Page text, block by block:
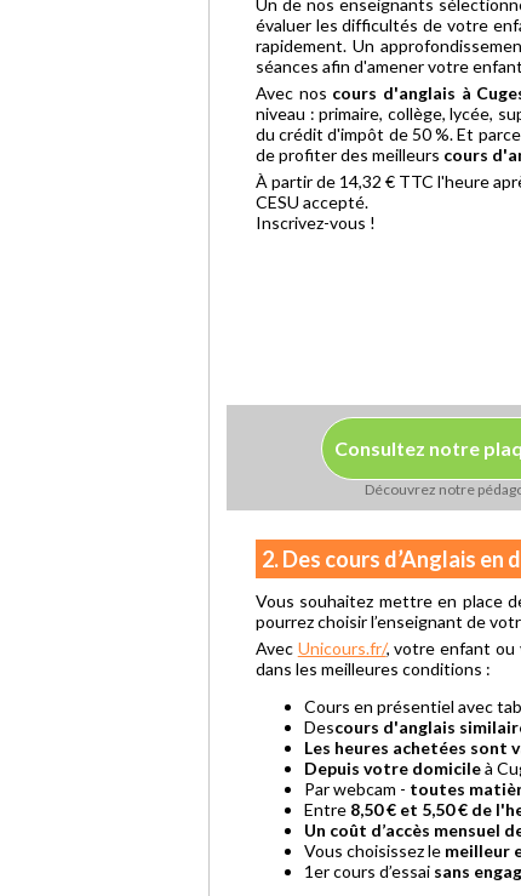
évaluer les difficultés de votre
rapidement. Un
séances afin d'amener votre
Avec nos cours d'anglais à
niveau : primaire, collège, lycée,
du crédit d'impôt de 50 %. Et
de profiter des meilleurs cours
À partir de 14,32 € TTC l'heure
CESU accepté.
Inscrivez-vous !
Consultez notre
Découvrez notre
2. Des cours d’Anglais
Vous souhaitez mettre en place
pourrez choisir l’enseignant de
Avec Unicours.fr/, votre enfant ou
dans les meilleures conditions :
Cours en présentiel avec
Descours d'anglais
Les heures achetées sont
Depuis votre domicileà
Par webcam - toutes
Entre 8,50 € et 5,50 € de
Un coût d’accès mensuel
Vous choisissez le meilleur
1er cours d’essai sans